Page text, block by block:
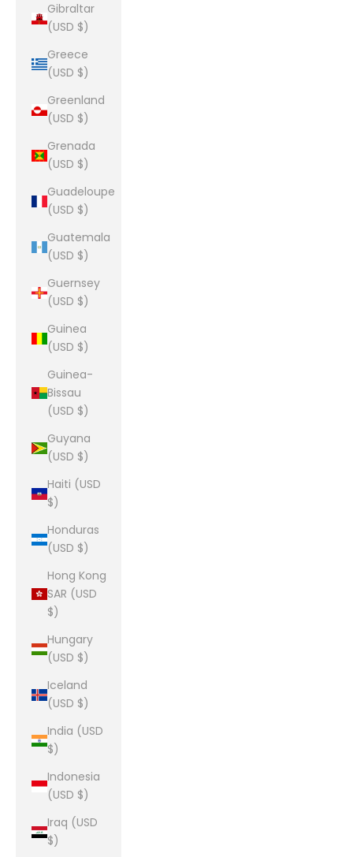
Gibraltar
(USD $)
Greece
(USD $)
Greenland
(USD $)
Grenada
(USD $)
Guadeloupe
(USD $)
Guatemala
(USD $)
Guernsey
(USD $)
Guinea
(USD $)
Guinea-
Bissau
(USD $)
Guyana
(USD $)
Haiti (USD
$)
Honduras
(USD $)
Hong Kong
SAR (USD
$)
Hungary
(USD $)
Iceland
(USD $)
India (USD
$)
Indonesia
(USD $)
Iraq (USD
$)